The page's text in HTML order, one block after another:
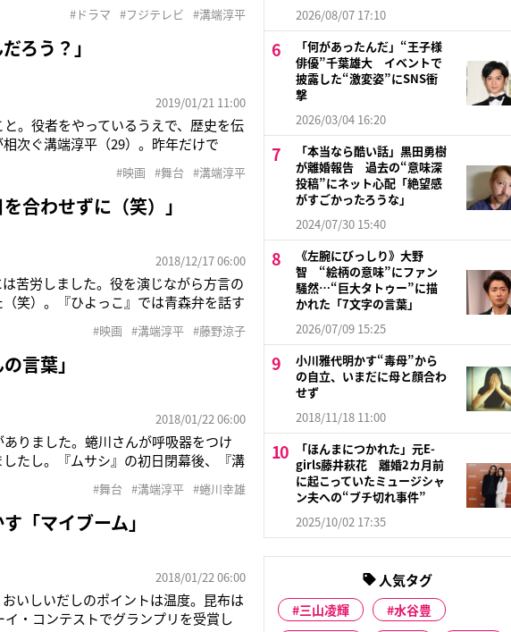
。5年ぶりの民放連続ドラマだが、主演
#ドラマ #フジテレビ #溝端淳平
ろう？」
2019/01/21 11:00
。役者をやっているうえで、歴史を伝
次ぐ溝端淳平（29）。昨年だけで
では、多くの名優が演じてきた新選組
#映画 #舞台 #溝端淳平
合わせずに（笑）」
2018/12/17 06:00
苦労しました。役を演じながら方言の
笑）。『ひよっこ』では青森弁を話す
京女たちの幕末』（12月15日より有楽
#映画 #溝端淳平 #藤野涼子
言葉」
2018/01/22 06:00
りました。蜷川さんが呼吸器をつけ
たし。『ムサシ』の初日閉幕後、『溝
っかけに、デビューして12年目の俳
#舞台 #溝端淳平 #蜷川幸雄
「マイブーム」
2018/01/22 06:00
いしいだしのポイントは温度。昆布は
・コンテストでグランプリを受賞し
2026/08/07 17:10
「何があったんだ」“王子様
俳優”千葉雄大 イベントで
披露した“激変姿”にSNS衝
撃
2026/03/04 16:20
「本当なら酷い話」黒田勇樹
が離婚報告 過去の“意味深
投稿”にネット心配「絶望感
がすごかったろうな」
2024/07/30 15:40
《左腕にびっしり》大野
智 “絵柄の意味”にファン
騒然…“巨大タトゥー”に描
かれた「7文字の言葉」
2026/07/09 15:25
小川雅代明かす“毒母”から
の自立、いまだに母と顔合わ
せず
2018/11/18 11:00
「ほんまにつかれた」元E-
girls藤井萩花 離婚2カ月前
に起こっていたミュージシャ
ン夫への“ブチ切れ事件”
2025/10/02 17:35
人気タグ
三山凌輝
水谷豊